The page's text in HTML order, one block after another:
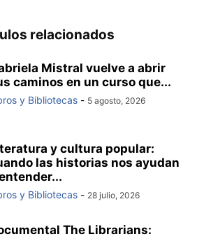
relacionados
Mistral vuelve a abrir
caminos en un curso que...
y Bibliotecas - 5 agosto, 2026
y cultura popular:
las historias nos ayudan
y Bibliotecas - 28 julio, 2026
The Librarians: